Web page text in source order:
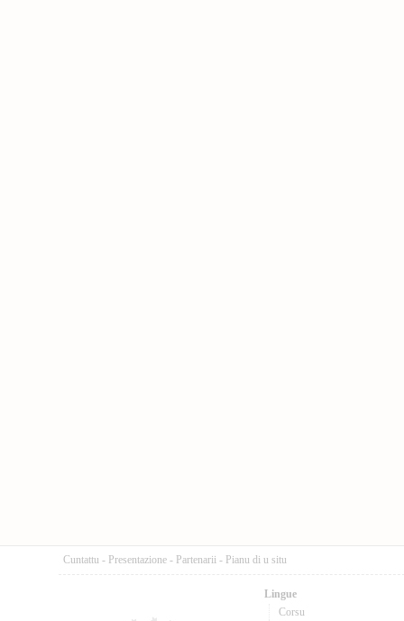
Cuntattu - Presentazione - Partenarii - Pianu di u situ
Lingue
Corsu